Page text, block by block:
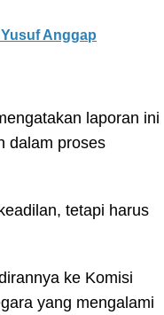
Anggap
laporan ini
dalam proses
tetapi harus
ke Komisi
yang mengalami